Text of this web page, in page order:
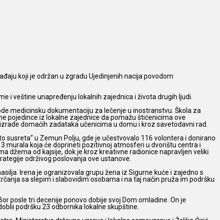
koji je održan u zgradu Ujedinjenih nacija povodom
i veštine unapređenju lokalnih zajednica i života drugih ljudi.
medicinsku dokumentaciju za lečenje u inostranstvu. Škola za
pojedince iz lokalne zajednice da pomažu štićenicima ove
domaćih zadataka učenicima u domu i kroz savetodavni rad.
susreta“ u Zemun Polju, gde je učestvovalo 116 volontera i donirano
murala koja će doprineti pozitivnoj atmosferi u dvorištu centra i
džema od kajsije, dok je kroz kreativne radionice napravljen veliki
održivog poslovanja ove ustanove.
Irena je ogranizovala grupu žena iz Sigurne kuće i zajedno s
sa slepim i slabovidim osobama i na taj način pruža im podršku
posle tri decenije ponovo dobije svoj Dom omladine. On je
podršku 23 odbornika lokalne skupštine.